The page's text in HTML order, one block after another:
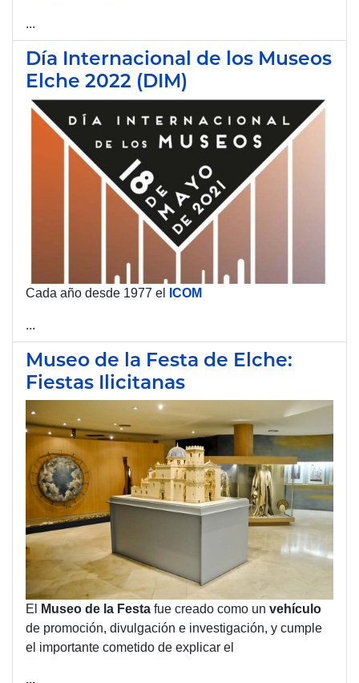
...
Día Internacional de los Museos
Elche 2022 (DIM)
Cada año desde 1977 el ICOM
...
Museo de la Festa de Elche:
Fiestas Ilicitanas
El Museo de la Festa fue creado como un vehículo
de promoción, divulgación e investigación, y cumple
el importante cometido de explicar el
...